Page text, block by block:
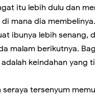
itu lebih dulu dan
mana dia
ibunya lebih senang,
malam berikutnya.
keindahan yang
seraya tersenyum